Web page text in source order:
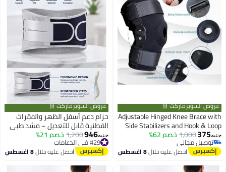
عروض السوبرماركت 🛒
Adjustable Hinged Knee Brace with
Side Stabilizers and Hook & Loop
Straps – Compression Knee
Support for Sports & Daily
Activities – One Size Fits Most – 1
جنيه375
1,000خصم 62%
توصيل مجاني
توصيل مجانياحصل عليه خلال8 اغسطس
عروض السوبرماركت 🛒
حزام دعم أسفل الظهر والفقرات
القطنية قابل للتعديل – مشد طبي
مرن لدعم العمود الفقري وتحسين
وضعية الجسم – خامة شبكية قابلة
للتهوية للرجال والنساء
جنيه946
1,200خصم 21% #29 في الدعامات
توصيل مجاني
#29 في الدعامات احصل عليه خلال8 اغسطس